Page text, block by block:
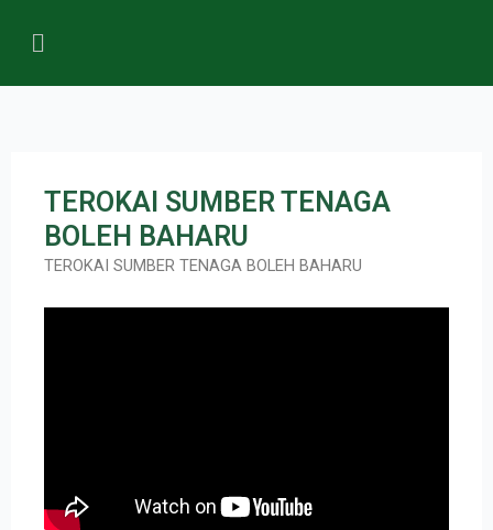
TEROKAI SUMBER TENAGA
BOLEH BAHARU
TEROKAI SUMBER TENAGA BOLEH BAHARU